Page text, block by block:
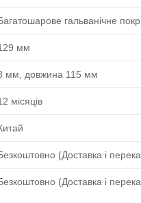
гальванічне
мм
мм, довжина 115 мм
місяців
(Доставка і
(Доставка і